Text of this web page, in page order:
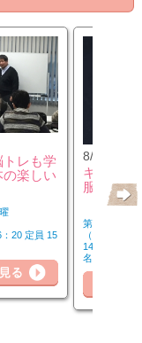
レも学
の楽しい
20 定員 15
8/10
キモノ地
服
第２・４月曜
（全6回）
14：50～16
名